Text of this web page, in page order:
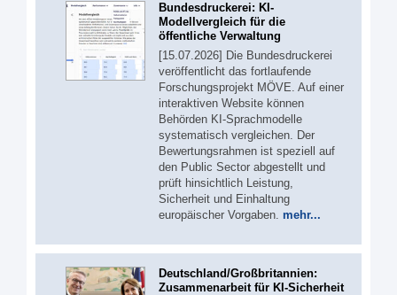
Bundesdruckerei: KI-
Modellvergleich für die
öffentliche Verwaltung
[15.07.2026] Die Bundesdruckerei
veröffentlicht das fortlaufende
Forschungsprojekt MÖVE. Auf einer
interaktiven Website können
Behörden KI-Sprachmodelle
systematisch vergleichen. Der
Bewertungsrahmen ist speziell auf
den Public Sector abgestellt und
prüft hinsichtlich Leistung,
Sicherheit und Einhaltung
europäischer Vorgaben. mehr...
Deutschland/Großbritannien:
Zusammenarbeit für KI-Sicherheit